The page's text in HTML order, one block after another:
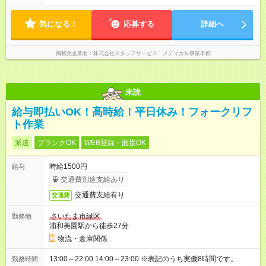
気になる！ 応募する 詳細へ
掲載元企業名 株式会社スタッフサービス メディカル事業本部
未読
給与即払いOK！高時給！平日休み！フォークリフ
ト作業
派遣 ブランクOK WEB登録・面接OK
給与
時給1500円
交通費別途支給あり
交通費 交通費支給有り
勤務地
さいたま市緑区
浦和美園駅から徒歩27分
物流・倉庫関係
勤務時間 13:00～22:00 14:00～23:00 ※表記のうち実働8時間です。